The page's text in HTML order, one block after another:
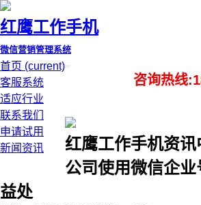
红鹰工作手机
微信营销管理系统
首页 (current)
客服系统
适应行业
联系我们
申请试用
新闻资讯
咨询热线
红鹰工作手机资讯
公司使用微信企
益处